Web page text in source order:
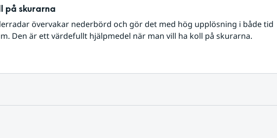
på skurarna
övervakar nederbörd och gör det med hög upplösning i både tid
Den är ett värdefullt hjälpmedel när man vill ha koll på skurarna.